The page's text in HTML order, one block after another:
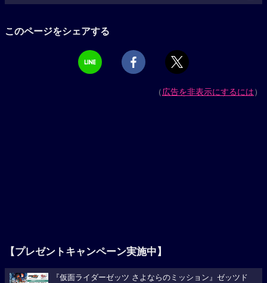
このページをシェアする
（広告を非表示にするには）
【プレゼントキャンペーン実施中】
『仮面ライダーゼッツ さよならのミッション』ゼッツド